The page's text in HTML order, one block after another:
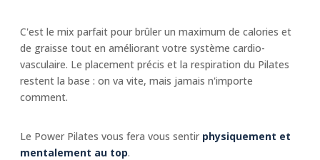
C'est le mix parfait pour brûler un maximum de calories et
de graisse tout en améliorant votre système cardio-
vasculaire. Le placement précis et la respiration du Pilates
restent la base : on va vite, mais jamais n'importe
comment.
Le Power Pilates vous fera vous sentir physiquement et
mentalement au top.